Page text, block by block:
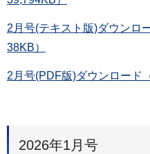
2月号(テキスト版)ダウンロ
38KB）
2月号(PDF版)ダウンロード
2026年1月号